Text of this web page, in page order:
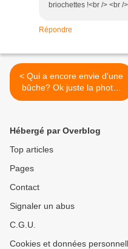
briochettes !<br /> <br /
Répondre
< Qui a encore envie d'une
bûche? Ok juste la photo,
pour Noel 2014
Hébergé par Overblog
Top articles
Pages
Contact
Signaler un abus
C.G.U.
Cookies et données